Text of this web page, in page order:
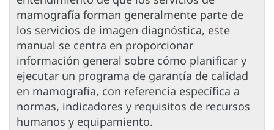
mamografía forman generalmente parte de
los servicios de imagen diagnóstica, este
manual se centra en proporcionar
información general sobre cómo planificar y
ejecutar un programa de garantía de calidad
en mamografía, con referencia específica a
normas, indicadores y requisitos de recursos
humanos y equipamiento.